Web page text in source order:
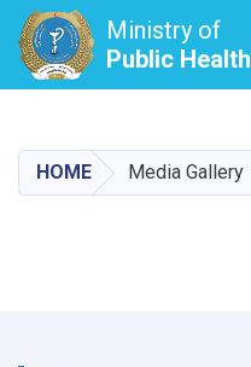
Ministry of
Public Health
HOME Media Gallery